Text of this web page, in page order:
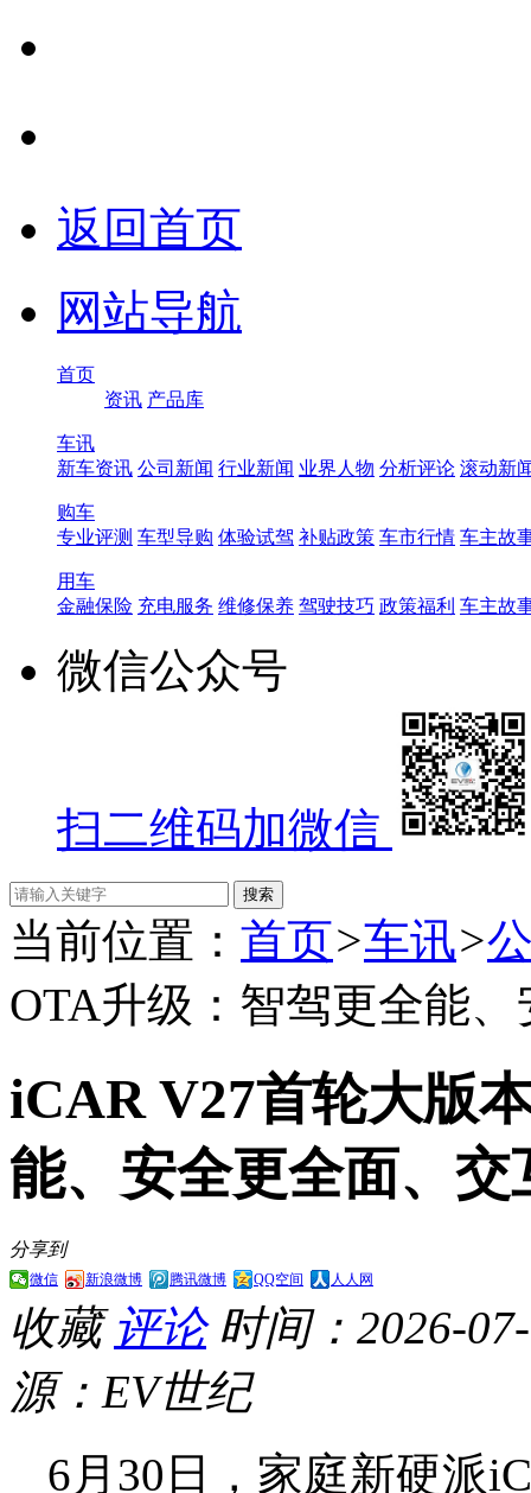
返回首页
网站导航
首页
资讯 产品库
车讯
新车资讯 公司新闻 行业新闻 业界人物 分析评论 滚动新
购车
专业评测 车型导购 体验试驾 补贴政策 车市行情 车主故
用车
金融保险 充电服务 维修保养 驾驶技巧 政策福利 车主故
微信公众号
扫二维码加微信
当前位置： 首页>车讯>
OTA升级：智驾更全能
iCAR V27首轮大版
能、安全更全面、交
分享到
微信 新浪微博 腾讯微博 QQ空间 人人网
收藏 评论 时间：2026-
源：EV世纪
6月30日，家庭新硬派